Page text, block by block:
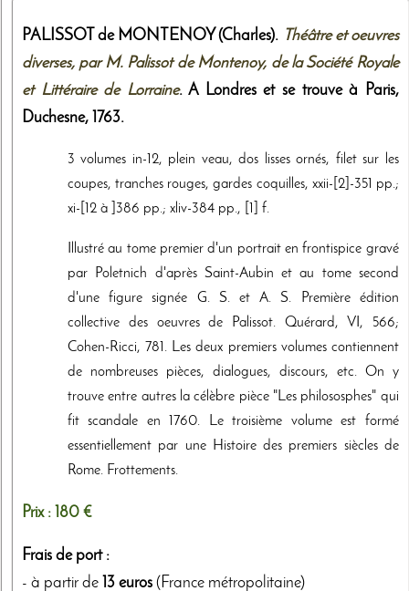
PALISSOT de MONTENOY (Charles). Théâtre et oeuvres
diverses, par M. Palissot de Montenoy, de la Société Royale
et Littéraire de Lorraine. A Londres et se trouve à Paris,
Duchesne, 1763.
3 volumes in-12, plein veau, dos lisses ornés, filet sur les
coupes, tranches rouges, gardes coquilles, xxii-[2]-351 pp.;
xi-[12 à ]386 pp.; xliv-384 pp., [1] f.
Illustré au tome premier d'un portrait en frontispice gravé
par Poletnich d'après Saint-Aubin et au tome second
d'une figure signée G. S. et A. S. Première édition
collective des oeuvres de Palissot. Quérard, VI, 566;
Cohen-Ricci, 781. Les deux premiers volumes contiennent
de nombreuses pièces, dialogues, discours, etc. On y
trouve entre autres la célèbre pièce "Les philososphes" qui
fit scandale en 1760. Le troisième volume est formé
essentiellement par une Histoire des premiers siècles de
Rome. Frottements.
Prix : 180 €
Frais de port :
- à partir de 13 euros (France métropolitaine)